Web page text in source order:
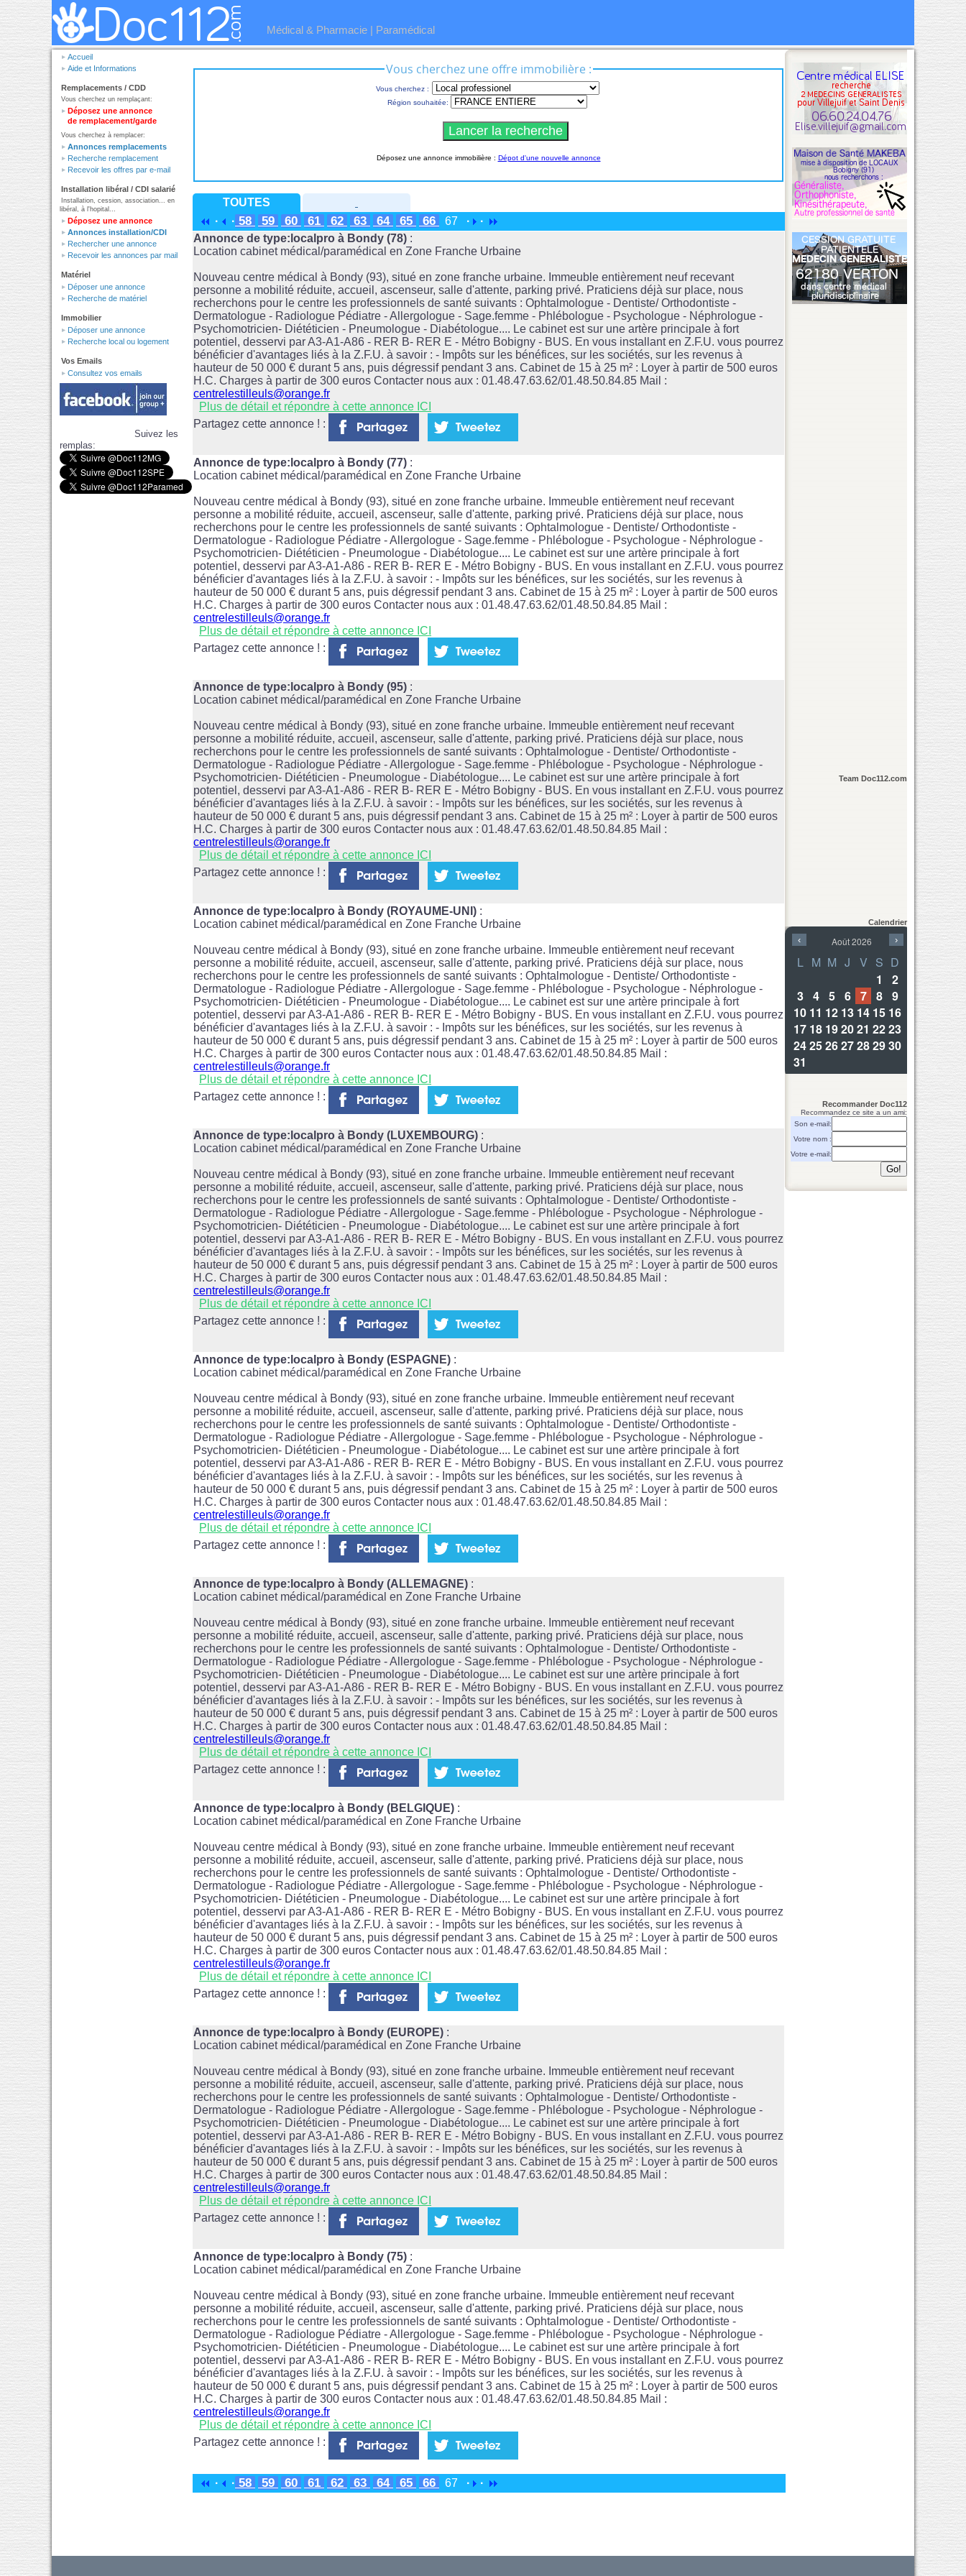
Médical & Pharmacie | Paramédical
Accueil
Aide et Informations
Remplacements / CDD
Vous cherchez un remplaçant:
Déposez une annonce
de remplacement/garde
Vous cherchez à remplacer:
Annonces remplacements
Recherche remplacement
Recevoir les offres par e-mail
Installation libéral / CDI salarié
Installation, cession, association... en
libéral, à l'hopital...
Déposez une annonce
Annonces installation/CDI
Rechercher une annonce
Recevoir les annonces par mail
Matériel
Déposer une annonce
Recherche de matériel
Immobilier
Déposer une annonce
Recherche local ou logement
Vos Emails
Consultez vos emails
Suivez les
remplas:
Vous cherchez une offre immobilière :
Vous cherchez :
Région souhaitée:
Déposez une annonce immobilière : Dépot d'une nouvelle annonce
TOUTES
·
· 58 59 60 61 62 63 64 65 66 67 ·
·
Annonce de type:localpro à Bondy (78) :
Location cabinet médical/paramédical en Zone Franche Urbaine
Nouveau centre médical à Bondy (93), situé en zone franche urbaine. Immeuble entièrement neuf recevant
personne a mobilité réduite, accueil, ascenseur, salle d'attente, parking privé. Praticiens déjà sur place, nous
recherchons pour le centre les professionnels de santé suivants : Ophtalmologue - Dentiste/ Orthodontiste -
Dermatologue - Radiologue Pédiatre - Allergologue - Sage.femme - Phlébologue - Psychologue - Néphrologue -
Psychomotricien- Diététicien - Pneumologue - Diabétologue.... Le cabinet est sur une artère principale à fort
potentiel, desservi par A3-A1-A86 - RER B- RER E - Métro Bobigny - BUS. En vous installant en Z.F.U. vous pourrez
bénéficier d'avantages liés à la Z.F.U. à savoir : - Impôts sur les bénéfices, sur les sociétés, sur les revenus à
hauteur de 50 000 € durant 5 ans, puis dégressif pendant 3 ans. Cabinet de 15 à 25 m² : Loyer à partir de 500 euros
H.C. Charges à partir de 300 euros Contacter nous aux : 01.48.47.63.62/01.48.50.84.85 Mail :
centrelestilleuls@orange.fr
Plus de détail et répondre à cette annonce ICI
Partagez cette annonce ! :
Annonce de type:localpro à Bondy (77) :
Location cabinet médical/paramédical en Zone Franche Urbaine
Nouveau centre médical à Bondy (93), situé en zone franche urbaine. Immeuble entièrement neuf recevant
personne a mobilité réduite, accueil, ascenseur, salle d'attente, parking privé. Praticiens déjà sur place, nous
recherchons pour le centre les professionnels de santé suivants : Ophtalmologue - Dentiste/ Orthodontiste -
Dermatologue - Radiologue Pédiatre - Allergologue - Sage.femme - Phlébologue - Psychologue - Néphrologue -
Psychomotricien- Diététicien - Pneumologue - Diabétologue.... Le cabinet est sur une artère principale à fort
potentiel, desservi par A3-A1-A86 - RER B- RER E - Métro Bobigny - BUS. En vous installant en Z.F.U. vous pourrez
bénéficier d'avantages liés à la Z.F.U. à savoir : - Impôts sur les bénéfices, sur les sociétés, sur les revenus à
hauteur de 50 000 € durant 5 ans, puis dégressif pendant 3 ans. Cabinet de 15 à 25 m² : Loyer à partir de 500 euros
H.C. Charges à partir de 300 euros Contacter nous aux : 01.48.47.63.62/01.48.50.84.85 Mail :
centrelestilleuls@orange.fr
Plus de détail et répondre à cette annonce ICI
Partagez cette annonce ! :
Annonce de type:localpro à Bondy (95) :
Location cabinet médical/paramédical en Zone Franche Urbaine
Nouveau centre médical à Bondy (93), situé en zone franche urbaine. Immeuble entièrement neuf recevant
personne a mobilité réduite, accueil, ascenseur, salle d'attente, parking privé. Praticiens déjà sur place, nous
recherchons pour le centre les professionnels de santé suivants : Ophtalmologue - Dentiste/ Orthodontiste -
Dermatologue - Radiologue Pédiatre - Allergologue - Sage.femme - Phlébologue - Psychologue - Néphrologue -
Psychomotricien- Diététicien - Pneumologue - Diabétologue.... Le cabinet est sur une artère principale à fort
potentiel, desservi par A3-A1-A86 - RER B- RER E - Métro Bobigny - BUS. En vous installant en Z.F.U. vous pourrez
bénéficier d'avantages liés à la Z.F.U. à savoir : - Impôts sur les bénéfices, sur les sociétés, sur les revenus à
hauteur de 50 000 € durant 5 ans, puis dégressif pendant 3 ans. Cabinet de 15 à 25 m² : Loyer à partir de 500 euros
H.C. Charges à partir de 300 euros Contacter nous aux : 01.48.47.63.62/01.48.50.84.85 Mail :
centrelestilleuls@orange.fr
Plus de détail et répondre à cette annonce ICI
Partagez cette annonce ! :
Annonce de type:localpro à Bondy (ROYAUME-UNI) :
Location cabinet médical/paramédical en Zone Franche Urbaine
Nouveau centre médical à Bondy (93), situé en zone franche urbaine. Immeuble entièrement neuf recevant
personne a mobilité réduite, accueil, ascenseur, salle d'attente, parking privé. Praticiens déjà sur place, nous
recherchons pour le centre les professionnels de santé suivants : Ophtalmologue - Dentiste/ Orthodontiste -
Dermatologue - Radiologue Pédiatre - Allergologue - Sage.femme - Phlébologue - Psychologue - Néphrologue -
Psychomotricien- Diététicien - Pneumologue - Diabétologue.... Le cabinet est sur une artère principale à fort
potentiel, desservi par A3-A1-A86 - RER B- RER E - Métro Bobigny - BUS. En vous installant en Z.F.U. vous pourrez
bénéficier d'avantages liés à la Z.F.U. à savoir : - Impôts sur les bénéfices, sur les sociétés, sur les revenus à
hauteur de 50 000 € durant 5 ans, puis dégressif pendant 3 ans. Cabinet de 15 à 25 m² : Loyer à partir de 500 euros
H.C. Charges à partir de 300 euros Contacter nous aux : 01.48.47.63.62/01.48.50.84.85 Mail :
centrelestilleuls@orange.fr
Plus de détail et répondre à cette annonce ICI
Partagez cette annonce ! :
Annonce de type:localpro à Bondy (LUXEMBOURG) :
Location cabinet médical/paramédical en Zone Franche Urbaine
Nouveau centre médical à Bondy (93), situé en zone franche urbaine. Immeuble entièrement neuf recevant
personne a mobilité réduite, accueil, ascenseur, salle d'attente, parking privé. Praticiens déjà sur place, nous
recherchons pour le centre les professionnels de santé suivants : Ophtalmologue - Dentiste/ Orthodontiste -
Dermatologue - Radiologue Pédiatre - Allergologue - Sage.femme - Phlébologue - Psychologue - Néphrologue -
Psychomotricien- Diététicien - Pneumologue - Diabétologue.... Le cabinet est sur une artère principale à fort
potentiel, desservi par A3-A1-A86 - RER B- RER E - Métro Bobigny - BUS. En vous installant en Z.F.U. vous pourrez
bénéficier d'avantages liés à la Z.F.U. à savoir : - Impôts sur les bénéfices, sur les sociétés, sur les revenus à
hauteur de 50 000 € durant 5 ans, puis dégressif pendant 3 ans. Cabinet de 15 à 25 m² : Loyer à partir de 500 euros
H.C. Charges à partir de 300 euros Contacter nous aux : 01.48.47.63.62/01.48.50.84.85 Mail :
centrelestilleuls@orange.fr
Plus de détail et répondre à cette annonce ICI
Partagez cette annonce ! :
Annonce de type:localpro à Bondy (ESPAGNE) :
Location cabinet médical/paramédical en Zone Franche Urbaine
Nouveau centre médical à Bondy (93), situé en zone franche urbaine. Immeuble entièrement neuf recevant
personne a mobilité réduite, accueil, ascenseur, salle d'attente, parking privé. Praticiens déjà sur place, nous
recherchons pour le centre les professionnels de santé suivants : Ophtalmologue - Dentiste/ Orthodontiste -
Dermatologue - Radiologue Pédiatre - Allergologue - Sage.femme - Phlébologue - Psychologue - Néphrologue -
Psychomotricien- Diététicien - Pneumologue - Diabétologue.... Le cabinet est sur une artère principale à fort
potentiel, desservi par A3-A1-A86 - RER B- RER E - Métro Bobigny - BUS. En vous installant en Z.F.U. vous pourrez
bénéficier d'avantages liés à la Z.F.U. à savoir : - Impôts sur les bénéfices, sur les sociétés, sur les revenus à
hauteur de 50 000 € durant 5 ans, puis dégressif pendant 3 ans. Cabinet de 15 à 25 m² : Loyer à partir de 500 euros
H.C. Charges à partir de 300 euros Contacter nous aux : 01.48.47.63.62/01.48.50.84.85 Mail :
centrelestilleuls@orange.fr
Plus de détail et répondre à cette annonce ICI
Partagez cette annonce ! :
Annonce de type:localpro à Bondy (ALLEMAGNE) :
Location cabinet médical/paramédical en Zone Franche Urbaine
Nouveau centre médical à Bondy (93), situé en zone franche urbaine. Immeuble entièrement neuf recevant
personne a mobilité réduite, accueil, ascenseur, salle d'attente, parking privé. Praticiens déjà sur place, nous
recherchons pour le centre les professionnels de santé suivants : Ophtalmologue - Dentiste/ Orthodontiste -
Dermatologue - Radiologue Pédiatre - Allergologue - Sage.femme - Phlébologue - Psychologue - Néphrologue -
Psychomotricien- Diététicien - Pneumologue - Diabétologue.... Le cabinet est sur une artère principale à fort
potentiel, desservi par A3-A1-A86 - RER B- RER E - Métro Bobigny - BUS. En vous installant en Z.F.U. vous pourrez
bénéficier d'avantages liés à la Z.F.U. à savoir : - Impôts sur les bénéfices, sur les sociétés, sur les revenus à
hauteur de 50 000 € durant 5 ans, puis dégressif pendant 3 ans. Cabinet de 15 à 25 m² : Loyer à partir de 500 euros
H.C. Charges à partir de 300 euros Contacter nous aux : 01.48.47.63.62/01.48.50.84.85 Mail :
centrelestilleuls@orange.fr
Plus de détail et répondre à cette annonce ICI
Partagez cette annonce ! :
Annonce de type:localpro à Bondy (BELGIQUE) :
Location cabinet médical/paramédical en Zone Franche Urbaine
Nouveau centre médical à Bondy (93), situé en zone franche urbaine. Immeuble entièrement neuf recevant
personne a mobilité réduite, accueil, ascenseur, salle d'attente, parking privé. Praticiens déjà sur place, nous
recherchons pour le centre les professionnels de santé suivants : Ophtalmologue - Dentiste/ Orthodontiste -
Dermatologue - Radiologue Pédiatre - Allergologue - Sage.femme - Phlébologue - Psychologue - Néphrologue -
Psychomotricien- Diététicien - Pneumologue - Diabétologue.... Le cabinet est sur une artère principale à fort
potentiel, desservi par A3-A1-A86 - RER B- RER E - Métro Bobigny - BUS. En vous installant en Z.F.U. vous pourrez
bénéficier d'avantages liés à la Z.F.U. à savoir : - Impôts sur les bénéfices, sur les sociétés, sur les revenus à
hauteur de 50 000 € durant 5 ans, puis dégressif pendant 3 ans. Cabinet de 15 à 25 m² : Loyer à partir de 500 euros
H.C. Charges à partir de 300 euros Contacter nous aux : 01.48.47.63.62/01.48.50.84.85 Mail :
centrelestilleuls@orange.fr
Plus de détail et répondre à cette annonce ICI
Partagez cette annonce ! :
Annonce de type:localpro à Bondy (EUROPE) :
Location cabinet médical/paramédical en Zone Franche Urbaine
Nouveau centre médical à Bondy (93), situé en zone franche urbaine. Immeuble entièrement neuf recevant
personne a mobilité réduite, accueil, ascenseur, salle d'attente, parking privé. Praticiens déjà sur place, nous
recherchons pour le centre les professionnels de santé suivants : Ophtalmologue - Dentiste/ Orthodontiste -
Dermatologue - Radiologue Pédiatre - Allergologue - Sage.femme - Phlébologue - Psychologue - Néphrologue -
Psychomotricien- Diététicien - Pneumologue - Diabétologue.... Le cabinet est sur une artère principale à fort
potentiel, desservi par A3-A1-A86 - RER B- RER E - Métro Bobigny - BUS. En vous installant en Z.F.U. vous pourrez
bénéficier d'avantages liés à la Z.F.U. à savoir : - Impôts sur les bénéfices, sur les sociétés, sur les revenus à
hauteur de 50 000 € durant 5 ans, puis dégressif pendant 3 ans. Cabinet de 15 à 25 m² : Loyer à partir de 500 euros
H.C. Charges à partir de 300 euros Contacter nous aux : 01.48.47.63.62/01.48.50.84.85 Mail :
centrelestilleuls@orange.fr
Plus de détail et répondre à cette annonce ICI
Partagez cette annonce ! :
Annonce de type:localpro à Bondy (75) :
Location cabinet médical/paramédical en Zone Franche Urbaine
Nouveau centre médical à Bondy (93), situé en zone franche urbaine. Immeuble entièrement neuf recevant
personne a mobilité réduite, accueil, ascenseur, salle d'attente, parking privé. Praticiens déjà sur place, nous
recherchons pour le centre les professionnels de santé suivants : Ophtalmologue - Dentiste/ Orthodontiste -
Dermatologue - Radiologue Pédiatre - Allergologue - Sage.femme - Phlébologue - Psychologue - Néphrologue -
Psychomotricien- Diététicien - Pneumologue - Diabétologue.... Le cabinet est sur une artère principale à fort
potentiel, desservi par A3-A1-A86 - RER B- RER E - Métro Bobigny - BUS. En vous installant en Z.F.U. vous pourrez
bénéficier d'avantages liés à la Z.F.U. à savoir : - Impôts sur les bénéfices, sur les sociétés, sur les revenus à
hauteur de 50 000 € durant 5 ans, puis dégressif pendant 3 ans. Cabinet de 15 à 25 m² : Loyer à partir de 500 euros
H.C. Charges à partir de 300 euros Contacter nous aux : 01.48.47.63.62/01.48.50.84.85 Mail :
centrelestilleuls@orange.fr
Plus de détail et répondre à cette annonce ICI
Partagez cette annonce ! :
· · 58 59 60 61 62 63 64 65 66 67 · ·
Team Doc112.com
Calendrier
Recommander Doc112
Recommandez ce site a un ami:
Son e-mail:
Votre nom :
Votre e-mail: